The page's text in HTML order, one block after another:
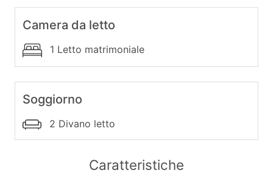
Camera da letto
1 Letto matrimoniale
Soggiorno
2 Divano letto
Caratteristiche